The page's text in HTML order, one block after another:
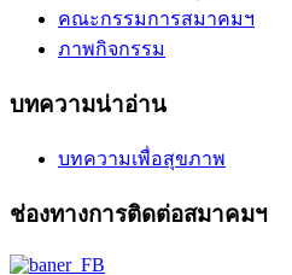
คณะกรรมการสมาคมฯ
ภาพกิจกรรม
บทความน่าอ่าน
บทความเพื่อสุขภาพ
ช่องทางการติดต่อสมาคมฯ